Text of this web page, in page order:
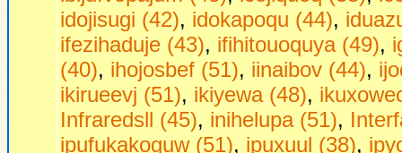
idojisugi (42), idokapoqu (44),
ifezihaduje (43), ifihitouoquya (49),
(40), ihojosbef (51), iinaibov (44),
ikirueevj (51), ikiyewa (48),
Infraredsll (45), inihelupa (51),
ipufukakoguw (51), ipuxuul (38),